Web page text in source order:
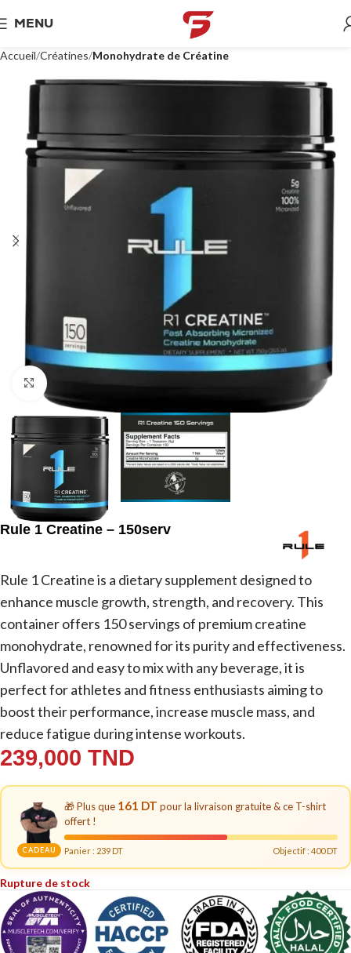
MENU
Accueil Créatines Monohydrate de Créatine
Agrandir
Rule 1 Creatine – 150serv
Rule 1 Creatine is a dietary supplement designed to
enhance muscle growth, strength, and recovery. This
container offers 150 servings of premium creatine
monohydrate, renowned for its purity and effectiveness.
Unflavored and easy to mix with any beverage, it is
perfect for athletes and fitness enthusiasts aiming to
boost their performance, increase muscle mass, and
reduce fatigue during intense workouts.
239,000 TND
CADEAU
🎁 Plus que 161 DT pour la livraison gratuite & ce T-shirt
offert !
Panier : 239DT Objectif : 400 DT
Rupture de stock